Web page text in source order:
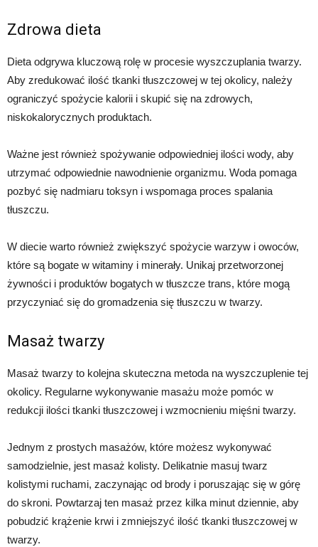
Zdrowa dieta
Dieta odgrywa kluczową rolę w procesie wyszczuplania twarzy.
Aby zredukować ilość tkanki tłuszczowej w tej okolicy, należy
ograniczyć spożycie kalorii i skupić się na zdrowych,
niskokalorycznych produktach.
Ważne jest również spożywanie odpowiedniej ilości wody, aby
utrzymać odpowiednie nawodnienie organizmu. Woda pomaga
pozbyć się nadmiaru toksyn i wspomaga proces spalania
tłuszczu.
W diecie warto również zwiększyć spożycie warzyw i owoców,
które są bogate w witaminy i minerały. Unikaj przetworzonej
żywności i produktów bogatych w tłuszcze trans, które mogą
przyczyniać się do gromadzenia się tłuszczu w twarzy.
Masaż twarzy
Masaż twarzy to kolejna skuteczna metoda na wyszczuplenie tej
okolicy. Regularne wykonywanie masażu może pomóc w
redukcji ilości tkanki tłuszczowej i wzmocnieniu mięśni twarzy.
Jednym z prostych masażów, które możesz wykonywać
samodzielnie, jest masaż kolisty. Delikatnie masuj twarz
kolistymi ruchami, zaczynając od brody i poruszając się w górę
do skroni. Powtarzaj ten masaż przez kilka minut dziennie, aby
pobudzić krążenie krwi i zmniejszyć ilość tkanki tłuszczowej w
twarzy.